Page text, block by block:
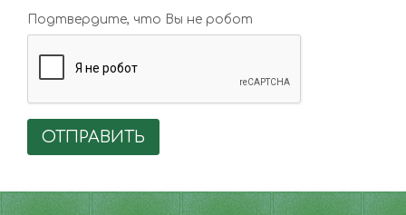
Подтвердите, что Вы не робот
ОТПРАВИТЬ